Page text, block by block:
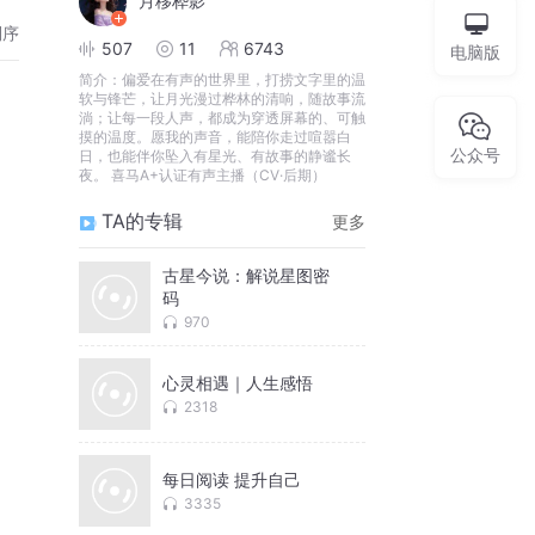
507 11 6743
简介： 偏爱在有声的世界里，打捞文字里的温
软与锋芒，让月光漫过桦林的清响，随故事流
淌；让每一段人声，都成为穿透屏幕的、可触
摸的温度。愿我的声音，能陪你走过喧嚣白
日，也能伴你坠入有星光、有故事的静谧长
夜。 喜马A+认证有声主播（CV·后期）
TA的专辑 更多
古星今说：解说星图密
码
970
心灵相遇｜人生感悟
2318
每日阅读 提升自己
3335
电脑版
公众号